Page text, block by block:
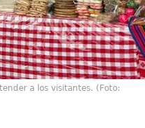
a los visitantes. (Foto: